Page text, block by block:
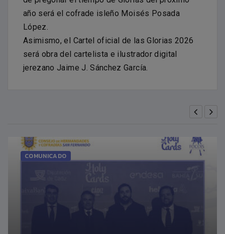
año será el cofrade isleño Moisés Posada
López.
Asimismo, el Cartel oficial de las Glorias 2026
será obra del cartelista e ilustrador digital
jerezano Jaime J. Sánchez García.
COMUNICADO